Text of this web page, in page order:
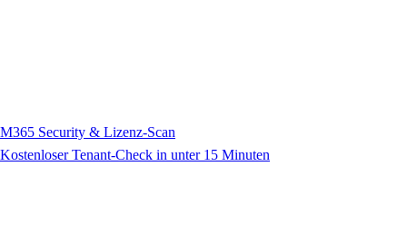
M365 Security & Lizenz-Scan
Kostenloser Tenant-Check in unter 15 Minuten